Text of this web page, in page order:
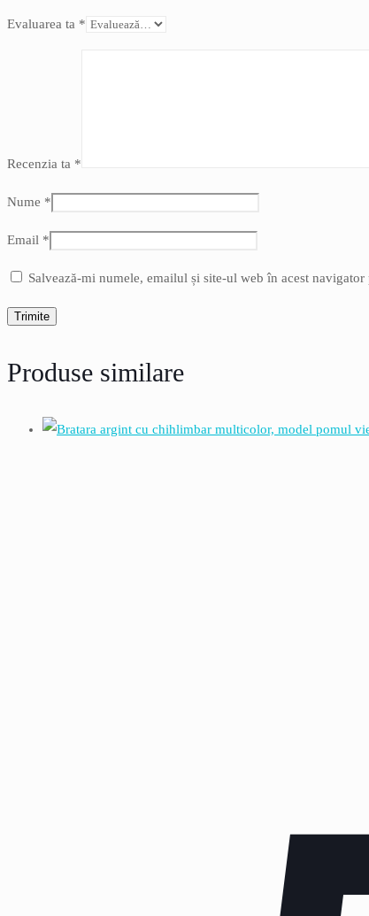
Evaluarea ta *
Recenzia ta *
Nume *
Email *
Salvează-mi numele, emailul și site-ul web în acest
Produse similare